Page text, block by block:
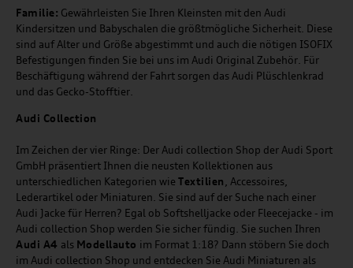
Familie: Gewährleisten Sie Ihren Kleinsten mit den Audi
Kindersitzen und Babyschalen die größtmögliche Sicherheit. Diese
sind auf Alter und Größe abgestimmt und auch die nötigen ISOFIX
Befestigungen finden Sie bei uns im Audi Original Zubehör. Für
Beschäftigung während der Fahrt sorgen das Audi Plüschlenkrad
und das Gecko-Stofftier.
Audi Collection
Im Zeichen der vier Ringe: Der Audi collection Shop der Audi Sport
GmbH präsentiert Ihnen die neusten Kollektionen aus
unterschiedlichen Kategorien wie Textilien, Accessoires,
Lederartikel oder Miniaturen. Sie sind auf der Suche nach einer
Audi Jacke für Herren? Egal ob Softshelljacke oder Fleecejacke - im
Audi collection Shop werden Sie sicher fündig. Sie suchen Ihren
Audi A4 als Modellauto im Format 1:18? Dann stöbern Sie doch
im Audi collection Shop und entdecken Sie Audi Miniaturen als